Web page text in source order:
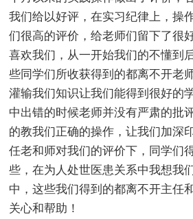
我们给以好评，在实习纪律上，操
们很高的评价，给老师们留下了很
喜欢我们，从一开始我们的不懂到
些同学们所收获得到的都离不开老
灌输我们知识让我们能得到很好的
中出错的时候老师并没有严肃的批
的教我们正确的操作，让我们加深
任老和师对我们的评价下，同学们
些，在为人处世医患关系中我想我
中，这些我们得到的都离不开主任
关心和帮助！